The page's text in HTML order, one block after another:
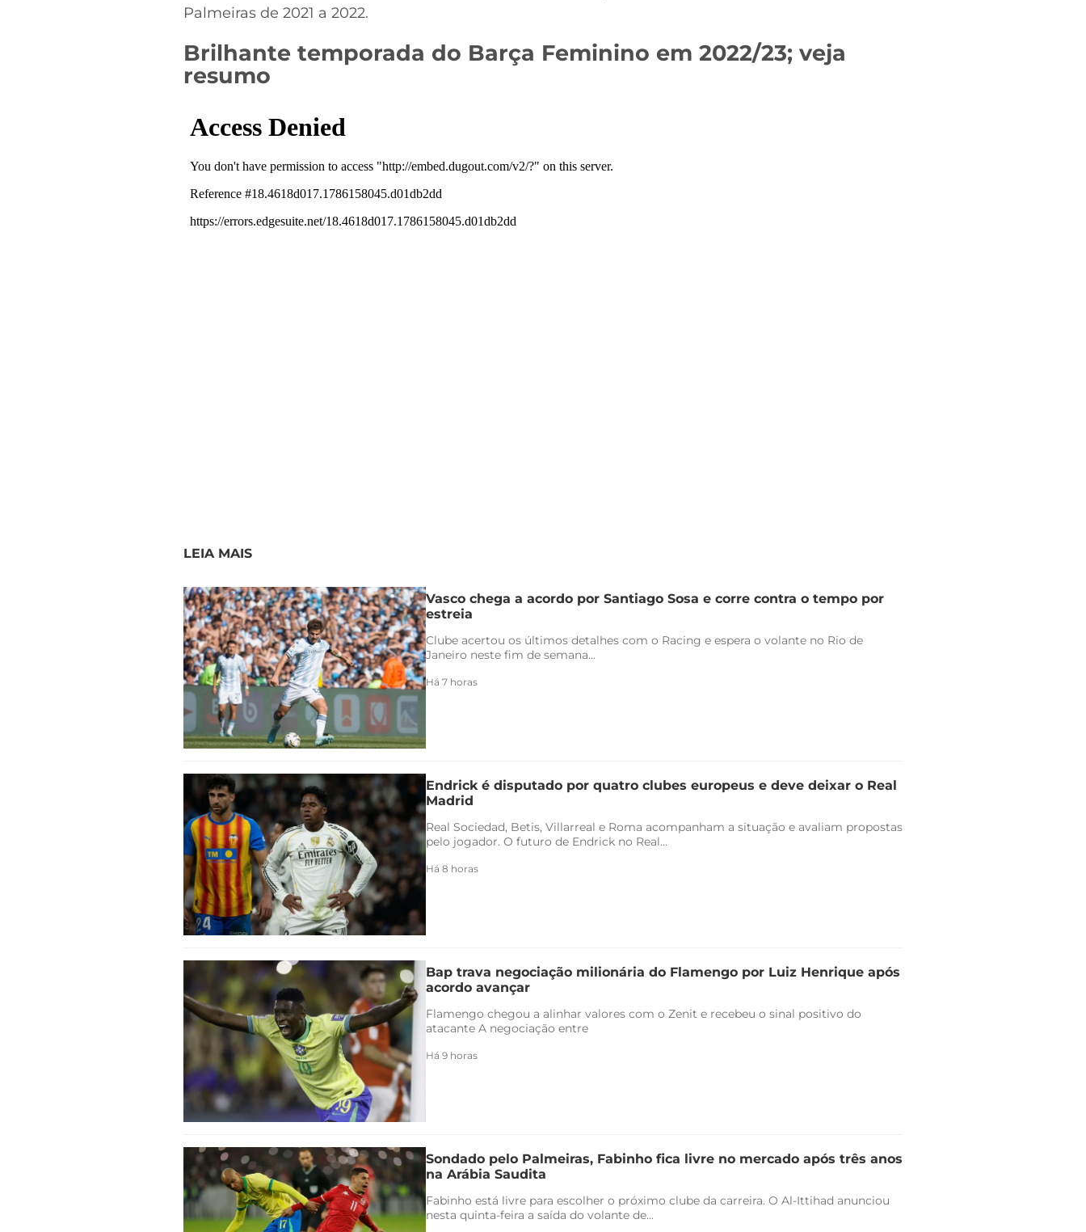
Palmeiras de 2021 a 2022.
Brilhante temporada do Barça Feminino em 2022/23; veja
resumo
LEIA MAIS
Vasco chega a acordo por Santiago Sosa e corre contra o tempo por
estreia
Clube acertou os últimos detalhes com o Racing e espera o volante no Rio de
Janeiro neste fim de semana...
Há 7 horas
Endrick é disputado por quatro clubes europeus e deve deixar o Real
Madrid
Real Sociedad, Betis, Villarreal e Roma acompanham a situação e avaliam propostas
pelo jogador. O futuro de Endrick no Real...
Há 8 horas
Bap trava negociação milionária do Flamengo por Luiz Henrique após
acordo avançar
Flamengo chegou a alinhar valores com o Zenit e recebeu o sinal positivo do
atacante A negociação entre
Há 9 horas
Sondado pelo Palmeiras, Fabinho fica livre no mercado após três anos
na Arábia Saudita
Fabinho está livre para escolher o próximo clube da carreira. O Al-Ittihad anunciou
nesta quinta-feira a saída do volante de...